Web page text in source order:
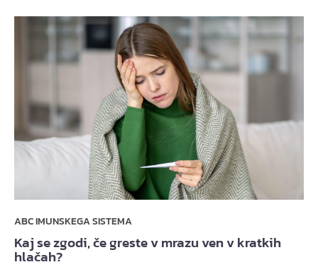
ABC IMUNSKEGA SISTEMA
Kaj se zgodi, če greste v mrazu ven v kratkih
hlačah?